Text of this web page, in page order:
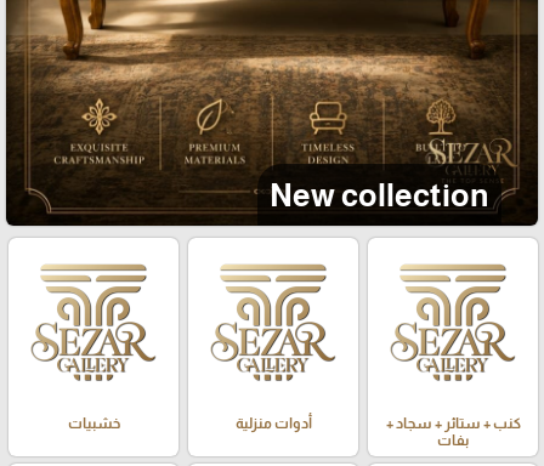
New collection
كنب + ستائر + سجاد +
بفات
أدوات منزلية خشبيات